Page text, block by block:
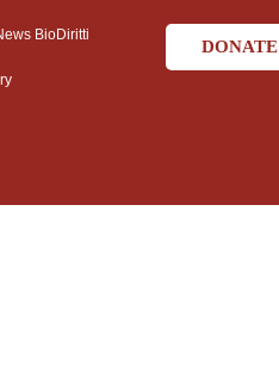
BioDiritti
DONATE